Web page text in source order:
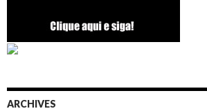
ARCHIVES